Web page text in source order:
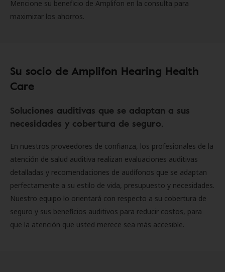
Mencione su beneficio de Amplifon en la consulta para
maximizar los ahorros.
Su socio de Amplifon Hearing Health
Care
Soluciones auditivas que se adaptan a sus
necesidades y cobertura de seguro.
En nuestros proveedores de confianza, los profesionales de la
atención de salud auditiva realizan evaluaciones auditivas
detalladas y recomendaciones de audífonos que se adaptan
perfectamente a su estilo de vida, presupuesto y necesidades.
Nuestro equipo lo orientará con respecto a su cobertura de
seguro y sus beneficios auditivos para reducir costos, para
que la atención que usted merece sea más accesible.